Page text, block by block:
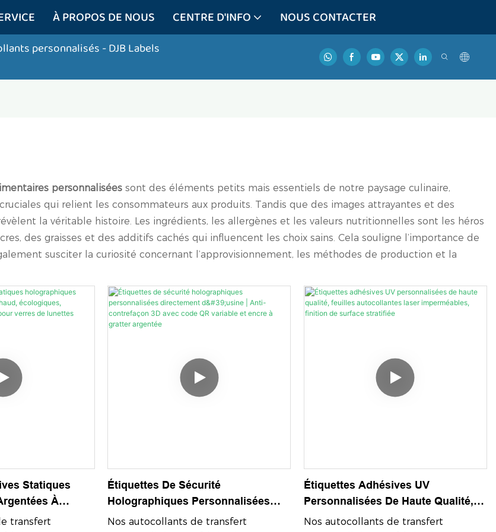
À PROPOS DE NOUS CENTRE D'INFO NOUS CONTACTER
personnalisés - DJB Labels
personnalisées sont des éléments petits mais essentiels de notre paysage culinaire,
qui relient les consommateurs aux produits. Tandis que des images attrayantes et des
la véritable histoire. Les ingrédients, les allergènes et les valeurs nutritionnelles sont les héros
des graisses et des additifs cachés qui influencent les choix sains. Cela souligne l’importance de
susciter la curiosité concernant l’approvisionnement, les méthodes de production et la
Statiques
À
Écologiques,
transfert
Étiquettes De Sécurité
Holographiques Personnalisées
Directement D'usine | Anti-
Nos autocollants de transfert
Étiquettes Adhésives UV
Personnalisées De Haute Qualité,
Feuilles Autocollantes Laser
Nos autocollants de transfert